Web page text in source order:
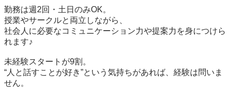
勤務は週2回・土日のみOK。
授業やサークルと両立しながら、
社会人に必要なコミュニケーション力や提案力を身につけら
れます♪
未経験スタートが9割。
“人と話すことが好き”という気持ちがあれば、経験は問いま
せん。